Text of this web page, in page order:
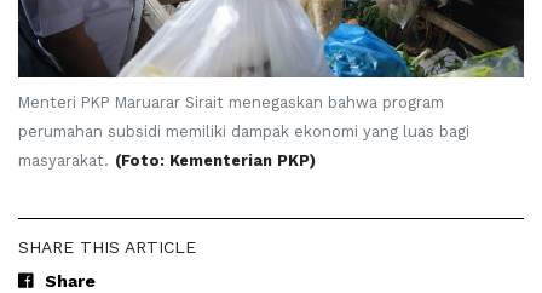
Menteri PKP Maruarar Sirait menegaskan bahwa program
perumahan subsidi memiliki dampak ekonomi yang luas bagi
masyarakat. (Foto: Kementerian PKP)
SHARE THIS ARTICLE
Share